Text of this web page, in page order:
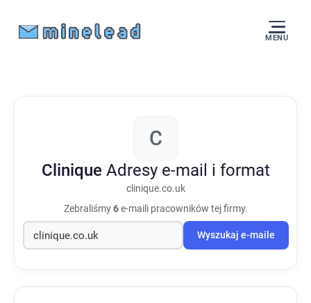
MENU
C
Clinique Adresy e-mail i format
clinique.co.uk
Zebraliśmy6e-maili pracowników tej firmy.
Wyszukaj e-maile